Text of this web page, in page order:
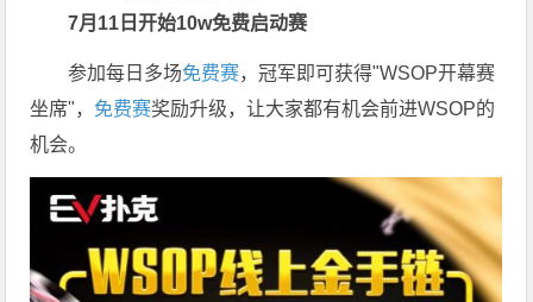
7月11日开始10w免费启动赛
参加每日多场免费赛，冠军即可获得"WSOP开幕赛
坐席"， 免费赛奖励升级，让大家都有机会前进WSOP的
机会。